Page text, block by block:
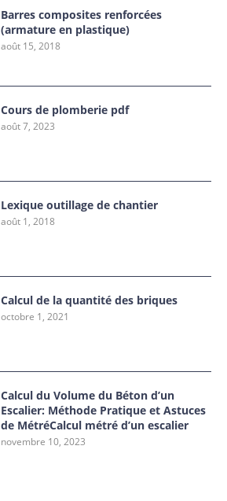
Barres composites renforcées
(armature en plastique)
août 15, 2018
Cours de plomberie pdf
août 7, 2023
Lexique outillage de chantier
août 1, 2018
Calcul de la quantité des briques
octobre 1, 2021
Calcul du Volume du Béton d’un
Escalier: Méthode Pratique et Astuces
de MétréCalcul métré d’un escalier
novembre 10, 2023